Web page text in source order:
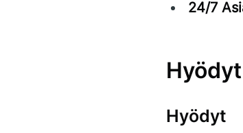
24/7
Hyödyt